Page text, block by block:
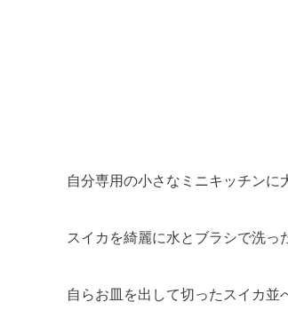
自分専用の小さなミニキッチンに
スイカを綺麗に水とブラシで洗っ
自らお皿を出して切ったスイカ並